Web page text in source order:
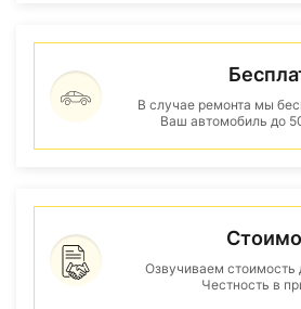
В случае ремонта мы
Ваш автомобиль до
Озвучиваем стоимость
Честность в